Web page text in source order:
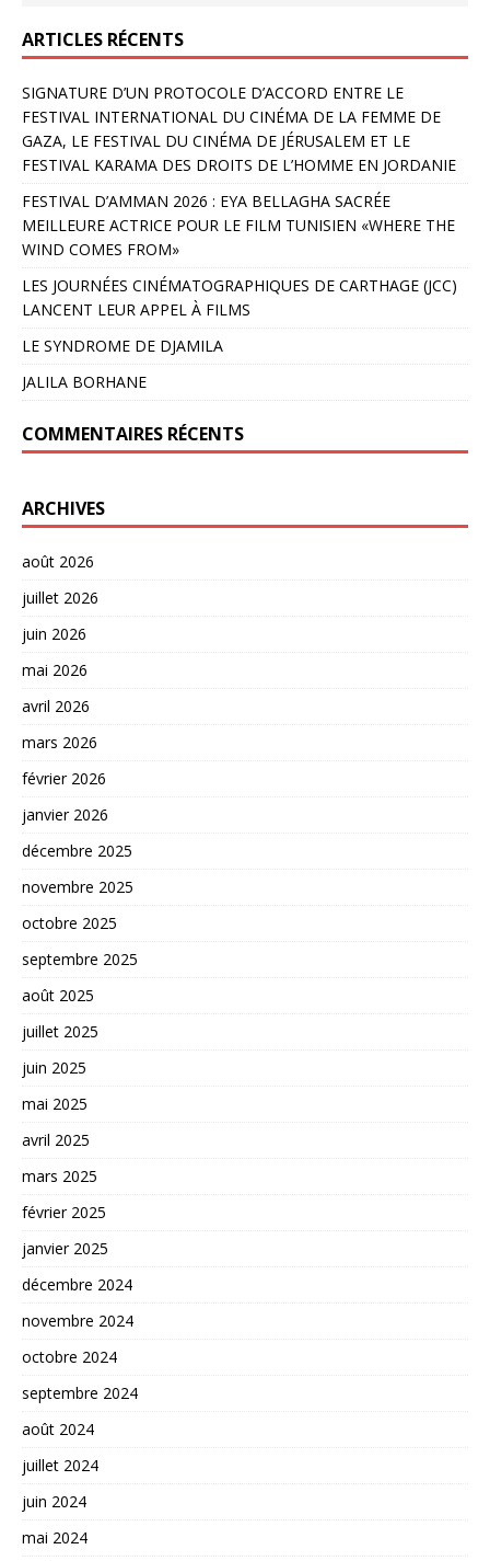
ARTICLES RÉCENTS
SIGNATURE D’UN PROTOCOLE D’ACCORD ENTRE LE
FESTIVAL INTERNATIONAL DU CINÉMA DE LA FEMME DE
GAZA, LE FESTIVAL DU CINÉMA DE JÉRUSALEM ET LE
FESTIVAL KARAMA DES DROITS DE L’HOMME EN JORDANIE
FESTIVAL D’AMMAN 2026 : EYA BELLAGHA SACRÉE
MEILLEURE ACTRICE POUR LE FILM TUNISIEN «WHERE THE
WIND COMES FROM»
LES JOURNÉES CINÉMATOGRAPHIQUES DE CARTHAGE (JCC)
LANCENT LEUR APPEL À FILMS
LE SYNDROME DE DJAMILA
JALILA BORHANE
COMMENTAIRES RÉCENTS
ARCHIVES
août 2026
juillet 2026
juin 2026
mai 2026
avril 2026
mars 2026
février 2026
janvier 2026
décembre 2025
novembre 2025
octobre 2025
septembre 2025
août 2025
juillet 2025
juin 2025
mai 2025
avril 2025
mars 2025
février 2025
janvier 2025
décembre 2024
novembre 2024
octobre 2024
septembre 2024
août 2024
juillet 2024
juin 2024
mai 2024